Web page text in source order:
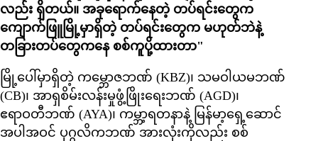
လည်း ရှိတယ်။ အခုရောက်နေတဲ့ တပ်ရင်းတွေက
ကျောက်ဖြူမြို့မှာရှိတဲ့ တပ်ရင်းတွေက မဟုတ်ဘဲနဲ့
တခြားတပ်တွေကနေ စစ်ကူပို့ထားတာ"
မြို့ပေါ်မှာရှိတဲ့ ကမ္ဘောဇဘဏ် (KBZ)၊ သမဝါယမဘဏ်
(CB)၊ အာရှစိမ်းလန်းမှုဖွံ့ဖြိုးရေးဘဏ် (AGD)၊
ဧရာဝတီဘဏ် (AYA)၊ ကမ္ဘာ့ရတနာနဲ့ မြန်မာ့ရှေ့ဆောင်
အပါအဝင် ပုဂ္ဂလိကဘဏ် အားလုံးကိုလည်း စစ်